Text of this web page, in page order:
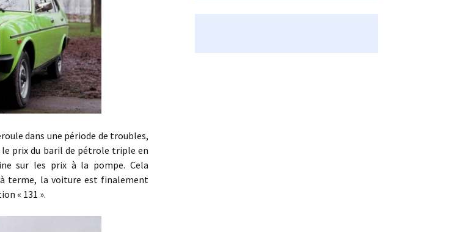
dans une période de troubles,
prix du baril de pétrole triple en
sur les prix à la pompe. Cela
terme, la voiture est finalement
« 131 ».